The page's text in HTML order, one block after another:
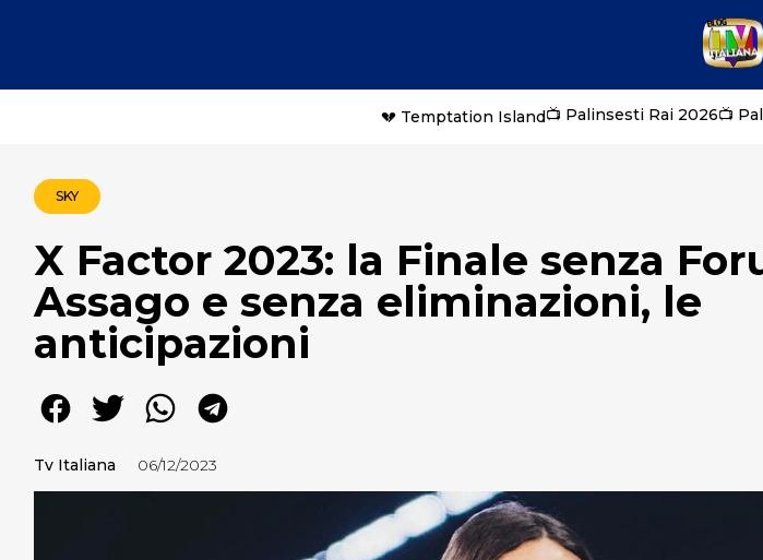
💔 Temptation Island📺 Palinsesti Rai 2026📺
SKY
X Factor 2023: la Finale senza
Assago e senza eliminazioni, le
anticipazioni
Tv Italiana 06/12/2023